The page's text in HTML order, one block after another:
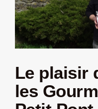
Nouveau Magazine
Le plaisir
les